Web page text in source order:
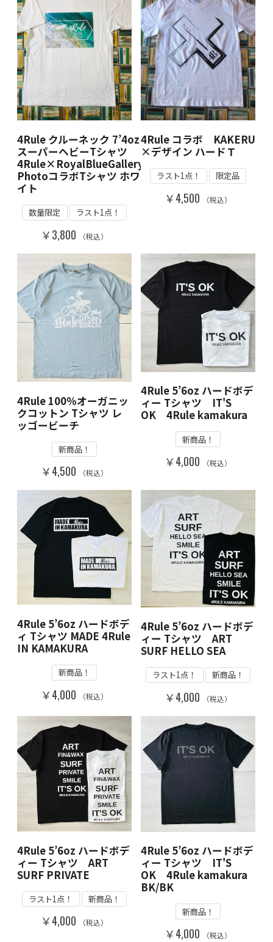
4Rule クルーネック 7’4oz
スーパーヘビーTシャツ
4Rule×RoyalBlueGallery
PhotoコラボTシャツ ホワ
イト
数量限定 ラスト1点！
￥3,800 （税込）
4Rule コラボ KAKERU
×デザイン ハードＴ
ラスト1点！ 限定品
￥4,500 （税込）
4Rule 100％オーガニッ
クコットン Tシャツ レ
ッゴービーチ
新商品！
￥4,500 （税込）
4Rule 5’6oz ハードボデ
ィー Tシャツ IT'S
OK 4Rule kamakura
新商品！
￥4,000 （税込）
4Rule 5’6oz ハードボデ
ィ Tシャツ MADE 4Rule
IN KAMAKURA
新商品！
￥4,000 （税込）
4Rule 5’6oz ハードボデ
ィー Tシャツ ART
SURF HELLO SEA
ラスト1点！ 新商品！
￥4,000 （税込）
4Rule 5’6oz ハードボデ
ィー Tシャツ ART
SURF PRIVATE
ラスト1点！ 新商品！
￥4,000 （税込）
4Rule 5’6oz ハードボデ
ィー Tシャツ IT'S
OK 4Rule kamakura
BK/BK
新商品！
￥4,000 （税込）